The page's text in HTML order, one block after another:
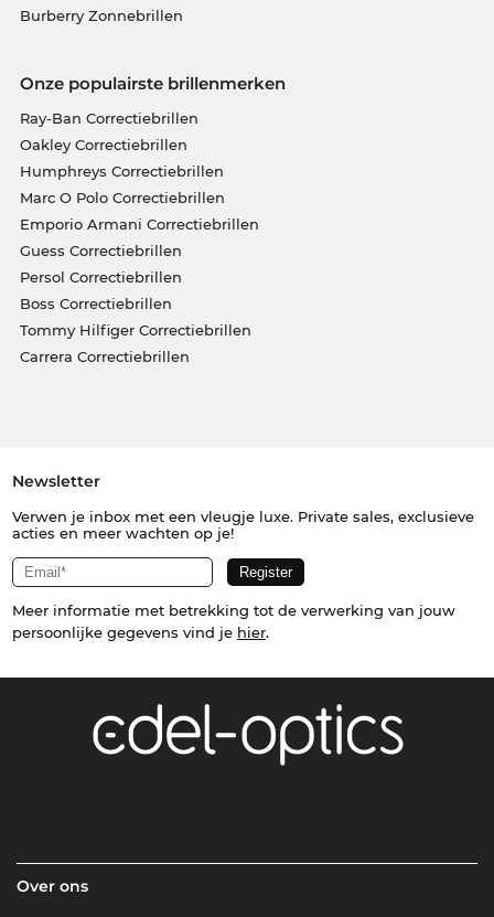
Burberry Zonnebrillen
Onze populairste brillenmerken
Ray-Ban Correctiebrillen
Oakley Correctiebrillen
Humphreys Correctiebrillen
Marc O Polo Correctiebrillen
Emporio Armani Correctiebrillen
Guess Correctiebrillen
Persol Correctiebrillen
Boss Correctiebrillen
Tommy Hilfiger Correctiebrillen
Carrera Correctiebrillen
Newsletter
Verwen je inbox met een vleugje luxe. Private sales, exclusieve
acties en meer wachten op je!
Meer informatie met betrekking tot de verwerking van jouw
persoonlijke gegevens vind je hier.
Over ons